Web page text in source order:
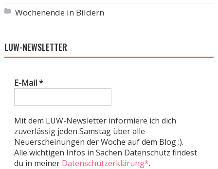
Wochenende in Bildern
LUW-NEWSLETTER
E-Mail*
Mit dem LUW-Newsletter informiere ich dich
zuverlässig jeden Samstag über alle
Neuerscheinungen der Woche auf dem Blog :).
Alle wichtigen Infos in Sachen Datenschutz findest
du in meiner Datenschutzerklärung*.